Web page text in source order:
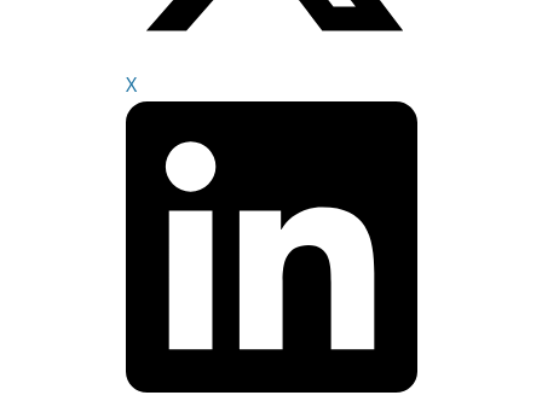
X